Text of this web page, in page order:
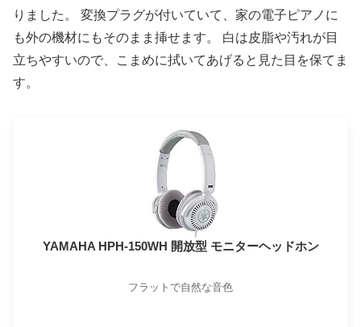
りました。 変換プラグが付いていて、家の電子ピアノに
も外の機材にもそのまま挿せます。 白は皮脂や汚れが目
立ちやすいので、こまめに拭いてあげると見た目を保てま
す。
YAMAHA HPH-150WH 開放型 モニターヘッドホン
フラットで自然な音色